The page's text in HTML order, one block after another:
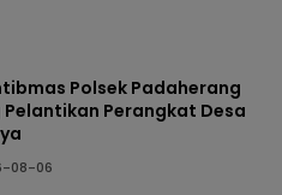
Polsek Padaherang
Perangkat Desa
08-06